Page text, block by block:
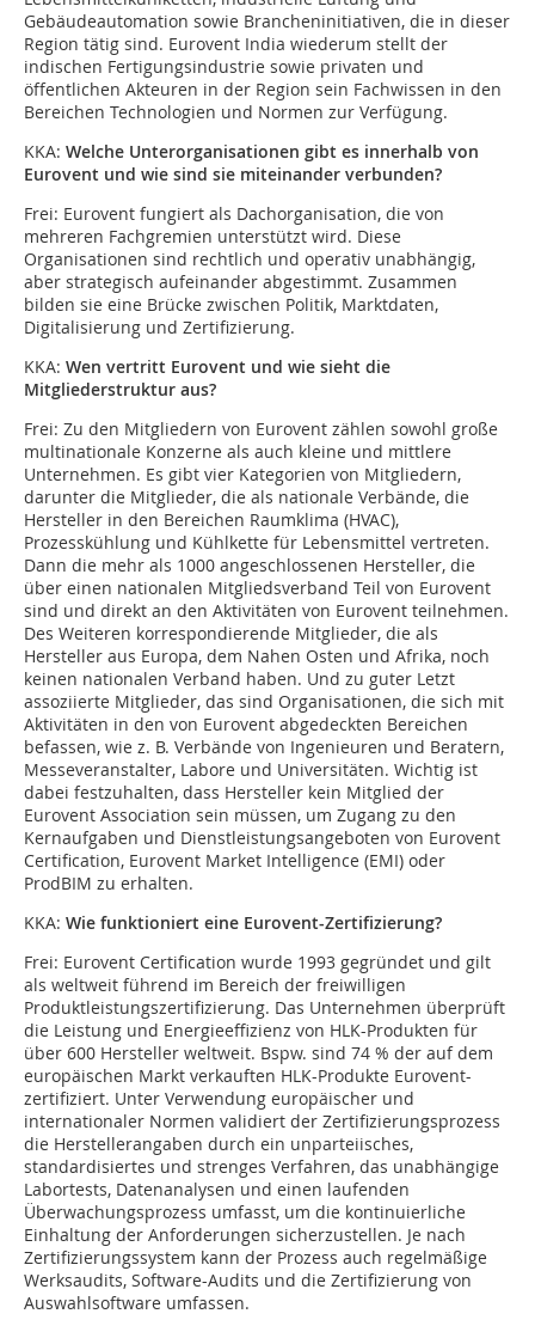
Gebäudeautomation sowie Brancheninitiativen, die in dieser
Region tätig sind. Eurovent India wiederum stellt der
indischen Fertigungsindustrie sowie privaten und
öffentlichen Akteuren in der Region sein Fachwissen in den
Bereichen Technologien und Normen zur Verfügung.
KKA: Welche Unterorganisationen gibt es innerhalb von
Eurovent und wie sind sie miteinander verbunden?
Frei: Eurovent fungiert als Dachorganisation, die von
mehreren Fachgremien unterstützt wird. Diese
Organisationen sind rechtlich und operativ unabhängig,
aber strategisch aufeinander abgestimmt. Zusammen
bilden sie eine Brücke zwischen Politik, Marktdaten,
Digitalisierung und Zertifizierung.
KKA: Wen vertritt Eurovent und wie sieht die
Mitgliederstruktur aus?
Frei: Zu den Mitgliedern von Eurovent zählen sowohl große
multinationale Konzerne als auch kleine und mittlere
Unternehmen. Es gibt vier Kategorien von Mitgliedern,
darunter die Mitglieder, die als nationale Verbände, die
Hersteller in den Bereichen Raumklima (HVAC),
Prozesskühlung und Kühlkette für Lebensmittel vertreten.
Dann die mehr als 1000 angeschlossenen Hersteller, die
über einen nationalen Mitgliedsverband Teil von Eurovent
sind und direkt an den Aktivitäten von Eurovent teilnehmen.
Des Weiteren korrespondierende Mitglieder, die als
Hersteller aus Europa, dem Nahen Osten und Afrika, noch
keinen nationalen Verband haben. Und zu guter Letzt
assoziierte Mitglieder, das sind Organisationen, die sich mit
Aktivitäten in den von Eurovent abgedeckten Bereichen
befassen, wie z. B. Verbände von Ingenieuren und Beratern,
Messeveranstalter, Labore und Universitäten. Wichtig ist
dabei festzuhalten, dass Hersteller kein Mitglied der
Eurovent Association sein müssen, um Zugang zu den
Kernaufgaben und Dienstleistungsangeboten von Eurovent
Certification, Eurovent Market Intelligence (EMI) oder
ProdBIM zu erhalten.
KKA: Wie funktioniert eine Eurovent-Zertifizierung?
Frei: Eurovent Certification wurde 1993 gegründet und gilt
als weltweit führend im Bereich der freiwilligen
Produktleistungszertifizierung. Das Unternehmen überprüft
die Leistung und Energieeffizienz von HLK-Produkten für
über 600 Hersteller weltweit. Bspw. sind 74 % der auf dem
europäischen Markt verkauften HLK-Produkte Eurovent-
zertifiziert. Unter Verwendung europäischer und
internationaler Normen validiert der Zertifizierungsprozess
die Herstellerangaben durch ein unparteiisches,
standardisiertes und strenges Verfahren, das unabhängige
Labortests, Datenanalysen und einen laufenden
Überwachungsprozess umfasst, um die kontinuierliche
Einhaltung der Anforderungen sicherzustellen. Je nach
Zertifizierungssystem kann der Prozess auch regelmäßige
Werksaudits, Software-Audits und die Zertifizierung von
Auswahlsoftware umfassen.